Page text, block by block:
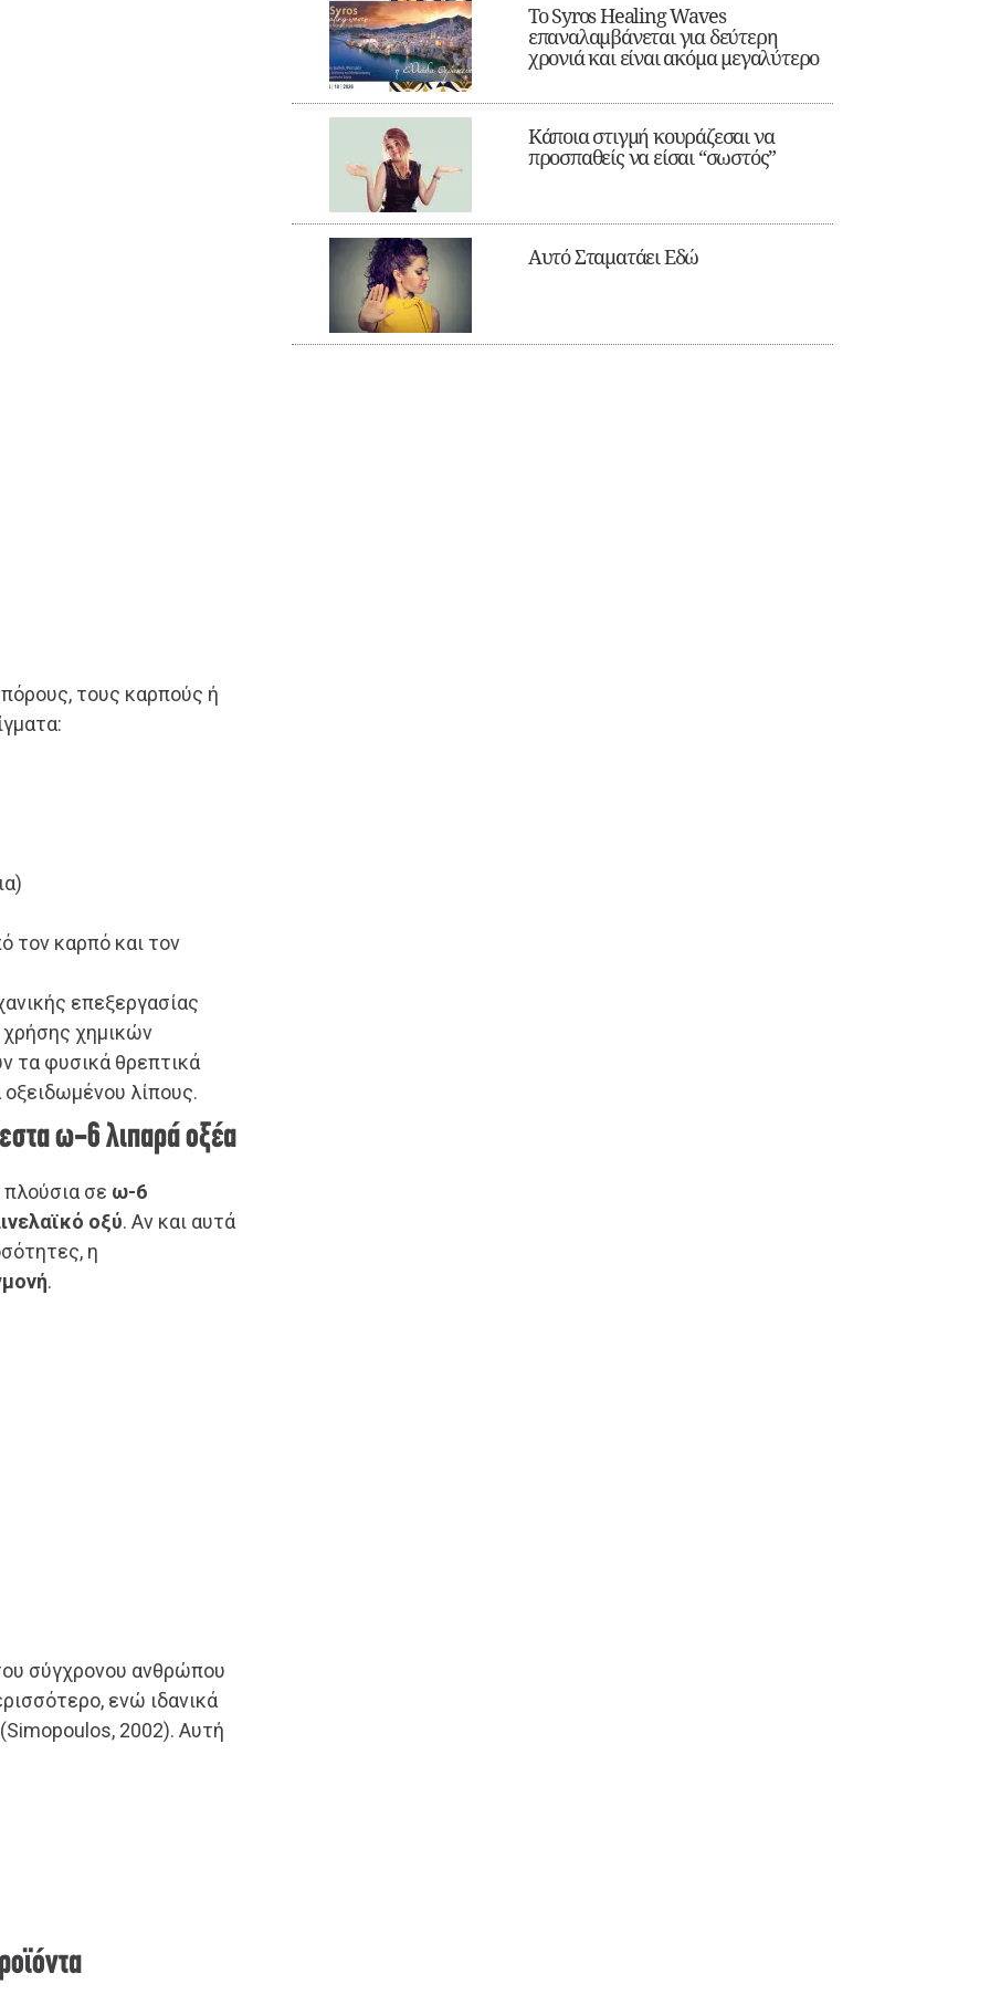
τους καρπούς ή
τον καρπό και τον
επεξεργασίας
χρήσης χημικών
τα φυσικά θρεπτικά
λίπους.
ω-6 λιπαρά οξέα
πλούσια σε ω-6
οξύ. Αν και αυτά
η
.
σύγχρονου ανθρώπου
ενώ ιδανικά
2002). Αυτή
Το Syros Healing Waves
επαναλαμβάνεται για δεύτερη
χρονιά και είναι ακόμα μεγαλύτερο
Κάποια στιγμή κουράζεσαι να
προσπαθείς να είσαι “σωστός”
Αυτό Σταματάει Εδώ